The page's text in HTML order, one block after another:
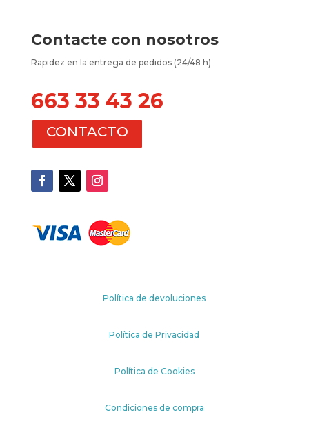
Contacte con nosotros
Rapidez en la entrega de pedidos (24/48 h)
663 33 43 26
CONTACTO
Política de devoluciones
Política de Privacidad
Política de Cookies
Condiciones de compra